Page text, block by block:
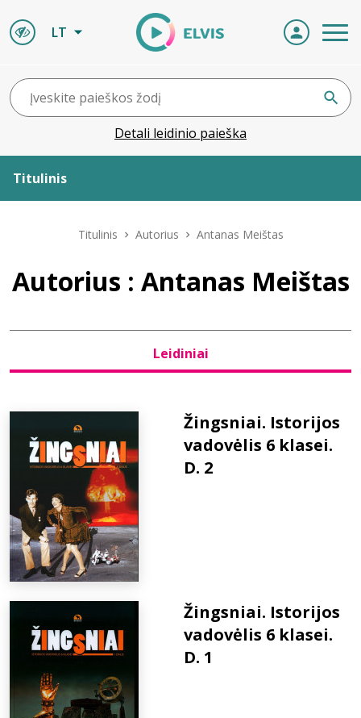
LT
Detali leidinio paieška
Titulinis
Leidiniai
D.U.K.
Titulinis Autorius Antanas Meištas
Autorius : Antanas Meištas
Leidiniai
Žingsniai. Istorijos
vadovėlis 6 klasei.
D. 2
Žingsniai. Istorijos
vadovėlis 6 klasei.
D. 1